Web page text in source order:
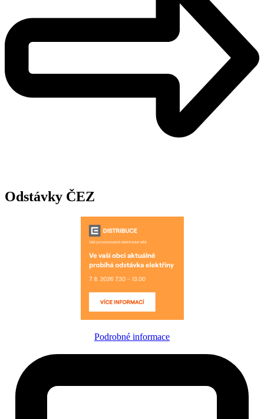
Odstávky ČEZ
Podrobné informace